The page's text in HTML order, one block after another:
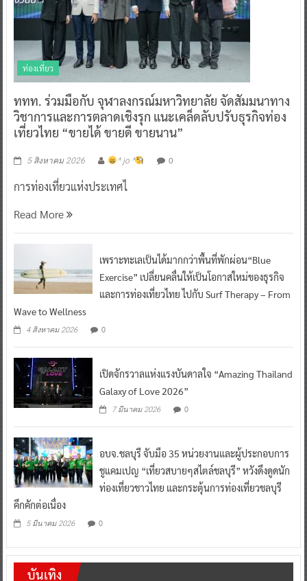
ท่องเที่ยว
ททท. ร่วมมือกับ จุฬาลงกรณ์มหาวิทยาลัย จัดสัมมนาทาง
วิชาการและการตลาดเชิงรุก แนะเคล็ดลับปรับธุรกิจท่อง
เที่ยวไทย “ขายได้ ขายดี ขายนาน”
5 สิงหาคม 2026 ^ jo ^ 0
การท่องเที่ยวแห่งประเทศไ
Read More
เพราะทะเลเป็นได้มากกว่าพื้นที่พักผ่อน“Blue
Exercise” เปลี่ยนคลื่นให้เป็นโอกาสใหม่ของธุรกิจ
และการท่องเที่ยวไทย ไปกับ Surf Therapy – From
Wave to Wellness
4 สิงหาคม 2026 0
เปิดจักรวาลแห่งแรงบันดาลใจ “Amazing Thailand
Galaxy of Love 2026”
7 มีนาคม 2026 0
อบจ.ชลบุรี จับมือ 35 หน่วยงานและผู้ประกอบการ
ชูแคมเปญ “เที่ยวสบายๆสไตล์ชลบุรี” หวังดึงดูดนัก
ท่องเที่ยวชาวไทย และกระตุ้นการท่องเที่ยวชลบุรี
คึกคักต่อเนื่อง
5 มีนาคม 2026 0
บันเทิง